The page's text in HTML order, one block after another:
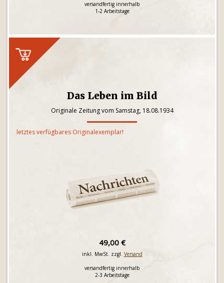
versandfertig innerhalb
1-2 Arbeitstage
Das Leben im Bild
Originale Zeitung vom Samstag, 18.08.1934
letztes verfügbares Originalexemplar!
49,00 €
inkl. MwSt. zzgl. Versand
versandfertig innerhalb
2-3 Arbeitstage